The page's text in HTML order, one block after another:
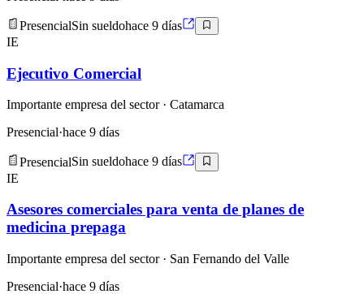
PresencialSin sueldohace 9 días
IE
Ejecutivo Comercial
Importante empresa del sector· Catamarca
Presencial·hace 9 días
PresencialSin sueldohace 9 días
IE
Asesores comerciales para venta de planes de
medicina prepaga
Importante empresa del sector· San Fernando del Valle
Presencial·hace 9 días